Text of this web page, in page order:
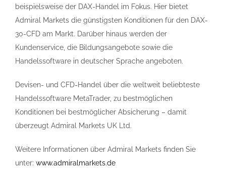
beispielsweise der DAX-Handel im Fokus. Hier bietet
Admiral Markets die günstigsten Konditionen für den DAX-
30-CFD am Markt. Darüber hinaus werden der
Kundenservice, die Bildungsangebote sowie die
Handelssoftware in deutscher Sprache angeboten.
Devisen- und CFD-Handel über die weltweit beliebteste
Handelssoftware MetaTrader, zu bestmöglichen
Konditionen bei bestmöglicher Absicherung – damit
überzeugt Admiral Markets UK Ltd.
Weitere Informationen über Admiral Markets finden Sie
unter: www.admiralmarkets.de